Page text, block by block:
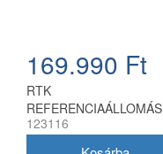
169.990 Ft
RTK
REFERENCIAÁLLOMÁS
123116